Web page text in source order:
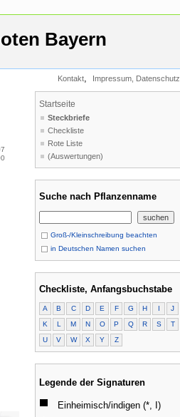
Bayern
Kontakt, Impressum, Datenschutz
Startseite
Steckbriefe
Checkliste
Rote Liste
(Auswertungen)
Suche nach Pflanzenname
Groß-/Kleinschreibung beachten
in Deutschen Namen suchen
Checkliste, Anfangsbuchstabe
A B C D E F G H I
J
K
L M N O P Q R S
T
U
V W X Y Z
Legende der Signaturen
Einheimisch/indigen (*, I)